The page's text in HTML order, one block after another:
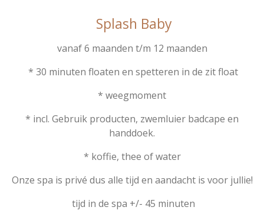
Splash Baby
vanaf 6 maanden t/m 12 maanden
* 30 minuten floaten en spetteren in de zit float
* weegmoment
* incl. Gebruik producten, zwemluier badcape en
handdoek.
* koffie, thee of water
Onze spa is privé dus alle tijd en aandacht is voor jullie!
tijd in de spa +/- 45 minuten